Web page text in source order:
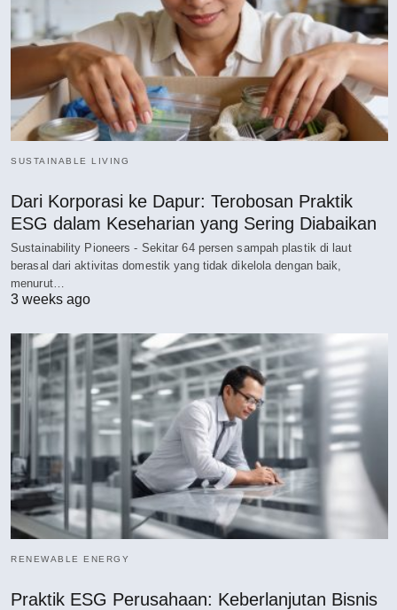
SUSTAINABLE LIVING
Dari Korporasi ke Dapur: Terobosan Praktik
ESG dalam Keseharian yang Sering Diabaikan
Sustainability Pioneers - Sekitar 64 persen sampah plastik di laut
berasal dari aktivitas domestik yang tidak dikelola dengan baik,
menurut…
3 weeks ago
RENEWABLE ENERGY
Praktik ESG Perusahaan: Keberlanjutan Bisnis